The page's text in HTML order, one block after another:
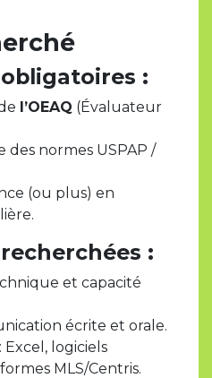
:
l’OEAQ (Évaluateur
normes USPAP /
(ou plus) en
:
et capacité
écrite et orale.
Excel, logiciels
MLS/Centris.